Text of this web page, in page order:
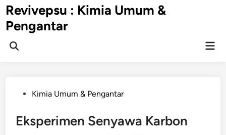
Skip
to
content
Revivepsu : Kimia Umum &
Pengantar
Open
PostedKimia Umum & Pengantar
Eksperimen Senyawa Karbon